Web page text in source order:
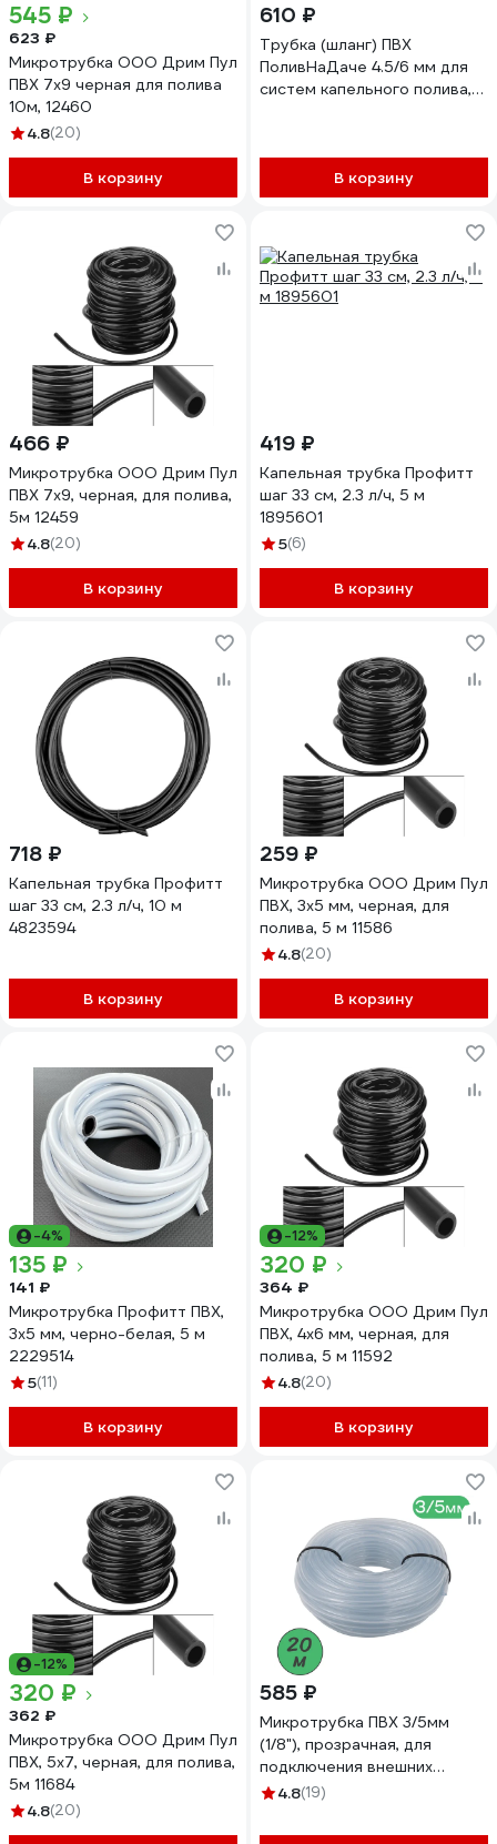
545 ₽
623 ₽
Микротрубка ООО Дрим Пул
ПВХ 7x9 черная для полива
10м, 12460
4.8(20)
В корзину
610 ₽
Трубка (шланг) ПВХ
ПоливНаДаче 4.5/6 мм для
систем капельного полива,
В корзину
466 ₽
Микротрубка ООО Дрим Пул
ПВХ 7х9, черная, для полива,
5м 12459
4.8(20)
В корзину
419 ₽
Капельная трубка Профитт
шаг 33 см, 2.3 л/ч, 5 м
1895601
5(6)
В корзину
718 ₽
Капельная трубка Профитт
шаг 33 см, 2.3 л/ч, 10 м
4823594
В корзину
259 ₽
Микротрубка ООО Дрим Пул
ПВХ, 3x5 мм, черная, для
полива, 5 м 11586
4.8(20)
В корзину
-4%
135 ₽
141 ₽
Микротрубка Профитт ПВХ,
3x5 мм, черно-белая, 5 м
2229514
5(11)
В корзину
-12%
320 ₽
364 ₽
Микротрубка ООО Дрим Пул
ПВХ, 4x6 мм, черная, для
полива, 5 м 11592
4.8(20)
В корзину
-12%
320 ₽
362 ₽
Микротрубка ООО Дрим Пул
ПВХ, 5х7, черная, для полива,
5м 11684
4.8(20)
585 ₽
Микротрубка ПВХ 3/5мм
(1/8"), прозрачная, для
подключения внешних
капельниц. ПоливНаДаче
4.8(19)